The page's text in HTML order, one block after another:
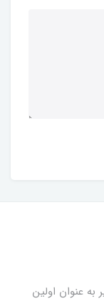
به عنوان اولین